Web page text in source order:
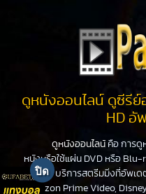
ดูหนังออนไลน์ ดูซีรี
HD อั
ดูหนังออนไลน์ คือ การดู
หนังหรือใช้แผ่น DVD หรือ
PanHD บริการสตรีมมิ่งที่อัพเ
Amazon Prime Video,